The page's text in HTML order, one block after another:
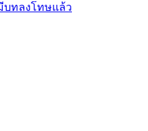
บทลงโทษแล้ว